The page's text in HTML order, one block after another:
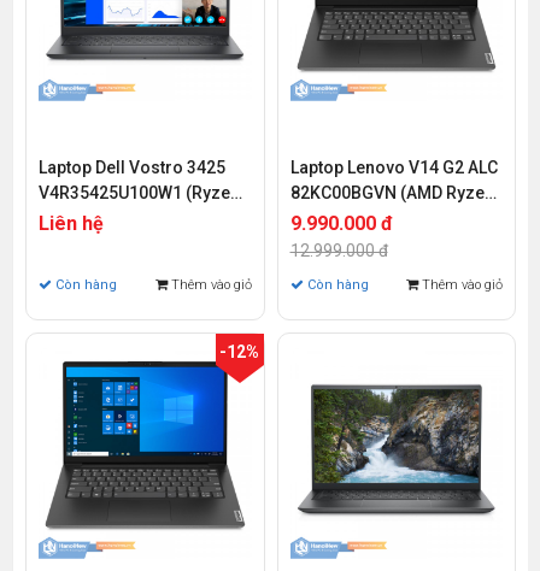
Laptop Dell Vostro 3425
V4R35425U100W1 (Ryzen
3-5425U | 4GB | 256 GB |
Liên hệ
Còn hàng Thêm vào giỏ
Laptop Lenovo V14 G2 ALC
82KC00BGVN (AMD Ryzen
3-5300U | 8GB | 512GB |
AMD Radeon Graphics | 14
9.990.000 đ
12.999.000 đ
Còn hàng Thêm vào giỏ
-12%